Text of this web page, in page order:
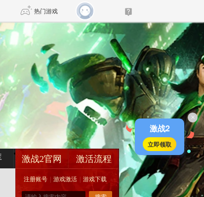
热门游戏
传奇4
网3旗舰版 新天龙八部
诛仙世界
激战2官网 激活流程
注册账号 游戏激活 游戏下载
×
激战2
立即领取